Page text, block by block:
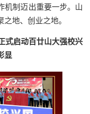
机制迈出重要一步。山
地、创业之地。
式启动百廿山大强校兴
显